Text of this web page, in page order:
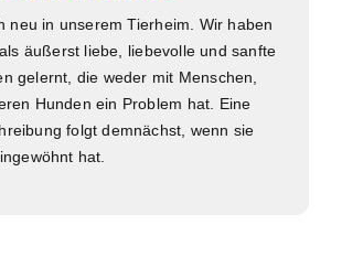
neu in unserem Tierheim. Wir haben
äußerst liebe, liebevolle und sanfte
gelernt, die weder mit Menschen,
Hunden ein Problem hat. Eine
folgt demnächst, wenn sie
hat.